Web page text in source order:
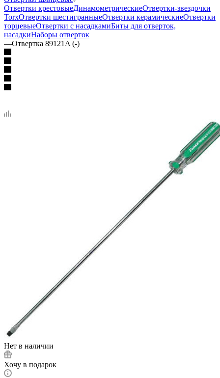
Отвертки крестовыеДинамометрическиеОтвертки-звездочки
TorxОтвертки шестигранныеОтвертки керамическиеОтвертки
торцевыеОтвертки с насадкамиБиты для отверток,
насадкиНаборы отверток
—Отвертка 89121A (-)
Нет в наличии
Хочу в подарок